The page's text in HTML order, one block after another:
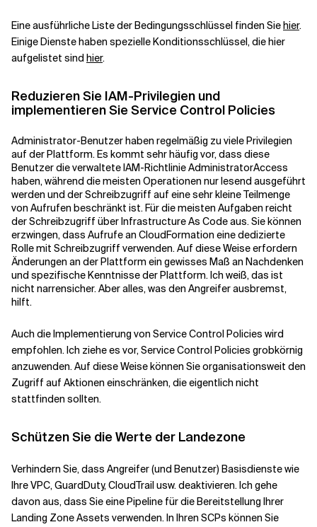
Eine ausführliche Liste der Bedingungsschlüssel finden Siehier.
Einige Dienste haben spezielle Konditionsschlüssel, die hier
aufgelistet sind hier.
Reduzieren Sie IAM-Privilegien und
implementieren Sie Service Control Policies
Administrator-Benutzer haben regelmäßig zu viele Privilegien
auf der Plattform. Es kommt sehr häufig vor, dass diese
Benutzer die verwaltete IAM-Richtlinie AdministratorAccess
haben, während die meisten Operationen nur lesend ausgeführt
werden und der Schreibzugriff auf eine sehr kleine Teilmenge
von Aufrufen beschränkt ist. Für die meisten Aufgaben reicht
der Schreibzugriff über Infrastructure As Code aus. Sie können
erzwingen, dass Aufrufe an CloudFormation eine dedizierte
Rolle mit Schreibzugriff verwenden. Auf diese Weise erfordern
Änderungen an der Plattform ein gewisses Maß an Nachdenken
und spezifische Kenntnisse der Plattform. Ich weiß, das ist
nicht narrensicher. Aber alles, was den Angreifer ausbremst,
hilft.
Auch die Implementierung von Service Control Policies wird
empfohlen. Ich ziehe es vor, Service Control Policies grobkörnig
anzuwenden. Auf diese Weise können Sie organisationsweit den
Zugriff auf Aktionen einschränken, die eigentlich nicht
stattfinden sollten.
Schützen Sie die Werte der Landezone
Verhindern Sie, dass Angreifer (und Benutzer) Basisdienste wie
Ihre VPC, GuardDuty, CloudTrail usw. deaktivieren. Ich gehe
davon aus, dass Sie eine Pipeline für die Bereitstellung Ihrer
Landing Zone Assets verwenden. In Ihren SCPs können Sie